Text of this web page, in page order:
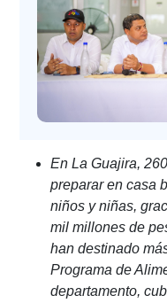
En La Guajira,
preparar en casa
niños y niñas,
mil millones de
han destinado
Programa de
departamento,